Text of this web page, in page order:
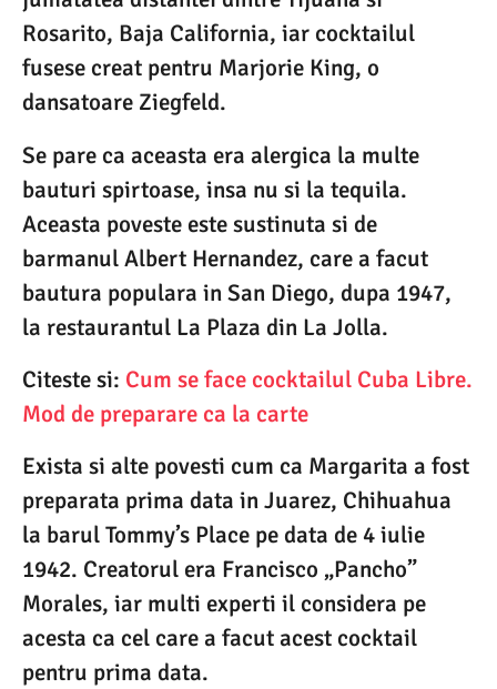
Rosarito, Baja California, iar cocktailul
fusese creat pentru Marjorie King, o
dansatoare Ziegfeld.
Se pare ca aceasta era alergica la multe
bauturi spirtoase, insa nu si la tequila.
Aceasta poveste este sustinuta si de
barmanul Albert Hernandez, care a facut
bautura populara in San Diego, dupa 1947,
la restaurantul La Plaza din La Jolla.
Citeste si: Cum se face cocktailul Cuba Libre.
Mod de preparare ca la carte
Exista si alte povesti cum ca Margarita a fost
preparata prima data in Juarez, Chihuahua
la barul Tommy’s Place pe data de 4 iulie
1942. Creatorul era Francisco „Pancho”
Morales, iar multi experti il considera pe
acesta ca cel care a facut acest cocktail
pentru prima data.